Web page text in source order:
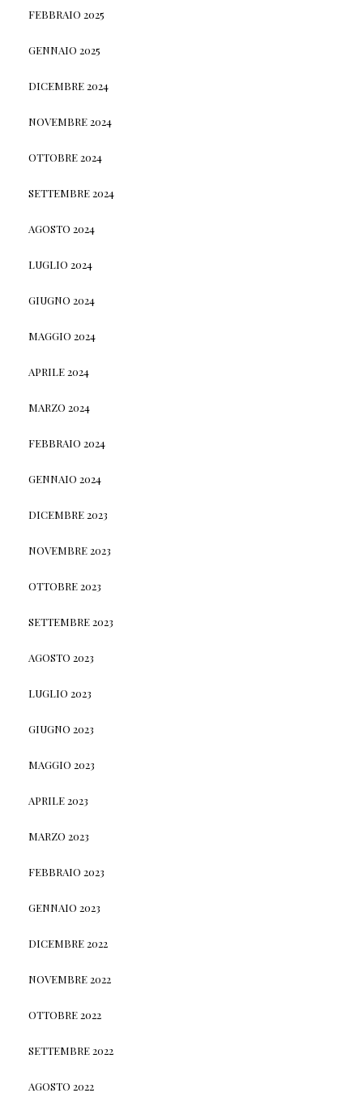
FEBBRAIO 2025
GENNAIO 2025
DICEMBRE 2024
NOVEMBRE 2024
OTTOBRE 2024
SETTEMBRE 2024
AGOSTO 2024
LUGLIO 2024
GIUGNO 2024
MAGGIO 2024
APRILE 2024
MARZO 2024
FEBBRAIO 2024
GENNAIO 2024
DICEMBRE 2023
NOVEMBRE 2023
OTTOBRE 2023
SETTEMBRE 2023
AGOSTO 2023
LUGLIO 2023
GIUGNO 2023
MAGGIO 2023
APRILE 2023
MARZO 2023
FEBBRAIO 2023
GENNAIO 2023
DICEMBRE 2022
NOVEMBRE 2022
OTTOBRE 2022
SETTEMBRE 2022
AGOSTO 2022